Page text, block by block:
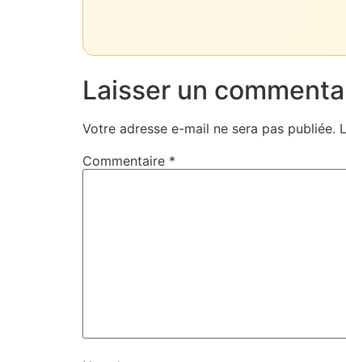
Laisser un
Votre adresse e-mail ne sera pas publiée.
Commentaire *